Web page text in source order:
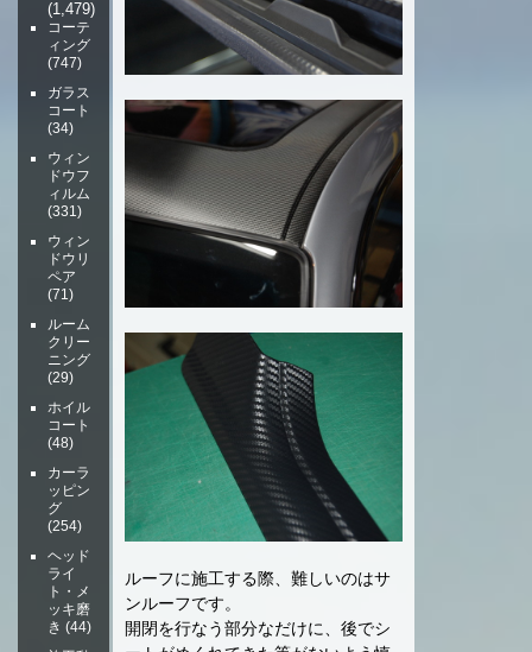
ルーフに施工する際、難しいのはサ
ンルーフです。
開閉を行なう部分なだけに、後でシ
(1,479)
コーテ
ィング
(747)
ガラス
コート
(34)
ウィン
ドウフ
ィルム
(331)
ウィン
ドウリ
ペア
(71)
ルーム
クリー
ニング
(29)
ホイル
コート
(48)
カーラ
ッピン
グ
(254)
ヘッド
ライ
ト・メ
ッキ磨
き (44)